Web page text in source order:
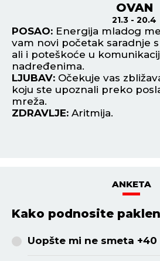
OVAN
21.3 - 20.4
POSAO: Energija mladog
vam novi početak saradnje
ali i poteškoće u
nadređenima.
LJUBAV: Očekuje vas
koju ste upoznali preko
mreža.
ZDRAVLJE: Aritmija.
ANKETA
Kako podnosite
Uopšte mi ne smeta +40